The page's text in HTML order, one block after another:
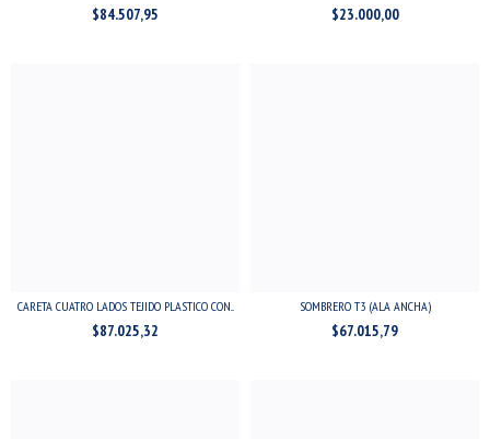
$84.507,95 $23.000,00
CARETA CUATRO LADOS TEJIDO PLASTICO CON...
$87.025,32
SOMBRERO T3 (ALA ANCHA)
$67.015,79